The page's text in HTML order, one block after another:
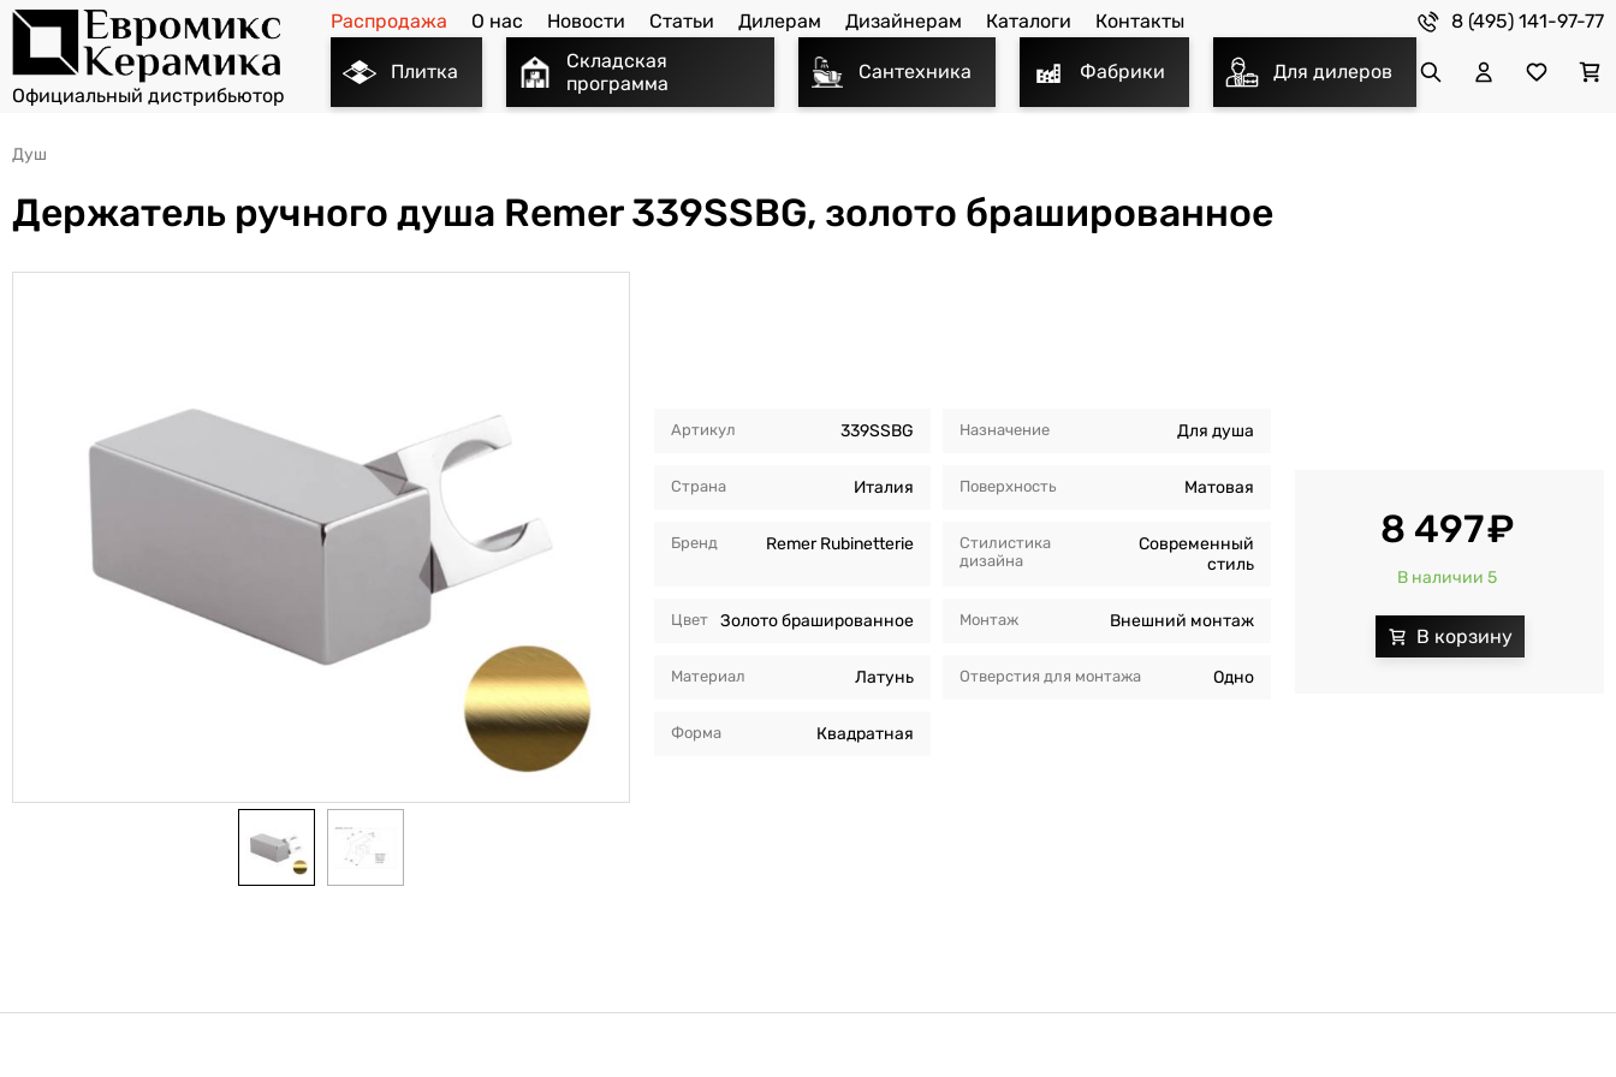
Распродажа О нас Новости Статьи Дилерам Дизайнерам Каталоги Контакты 8 (495) 141-97-77
Плитка
Складская
программа
Сантехника Фабрики Для дилеров
Душ
Держатель ручного душа Remer 339SSBG, золото брашированное
Артикул 339SSBG
Страна Италия
Бренд Remer Rubinetterie
Цвет Золото брашированное
Материал Латунь
Форма Квадратная
Назначение Для душа
Поверхность Матовая
Стилистика
дизайна
Современный
стиль
Монтаж Внешний монтаж
Отверстия для монтажа Одно
8 497
В наличии 5